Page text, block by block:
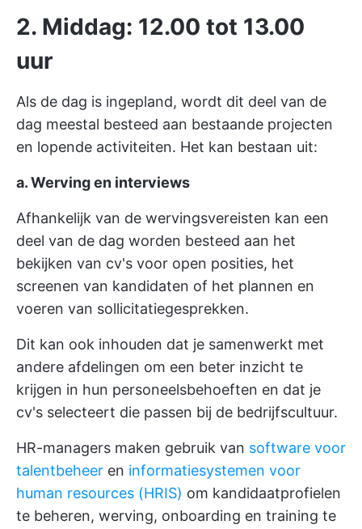
2. Middag: 12.00 tot 13.00
uur
Als de dag is ingepland, wordt dit deel van de
dag meestal besteed aan bestaande projecten
en lopende activiteiten. Het kan bestaan uit:
a. Werving en interviews
Afhankelijk van de wervingsvereisten kan een
deel van de dag worden besteed aan het
bekijken van cv's voor open posities, het
screenen van kandidaten of het plannen en
voeren van sollicitatiegesprekken.
Dit kan ook inhouden dat je samenwerkt met
andere afdelingen om een beter inzicht te
krijgen in hun personeelsbehoeften en dat je
cv's selecteert die passen bij de bedrijfscultuur.
HR-managers maken gebruik van software voor
talentbeheer en informatiesystemen voor
human resources (HRIS) om kandidaatprofielen
te beheren, werving, onboarding en training te